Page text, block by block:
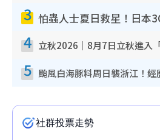
3
4
5